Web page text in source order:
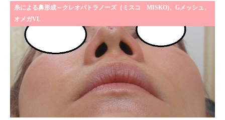
糸による鼻形成～クレオパトラノーズ（ミスコ MISKO)、Gメッシュ、
オメガVL